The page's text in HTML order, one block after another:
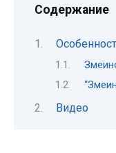
Содержание
Видео